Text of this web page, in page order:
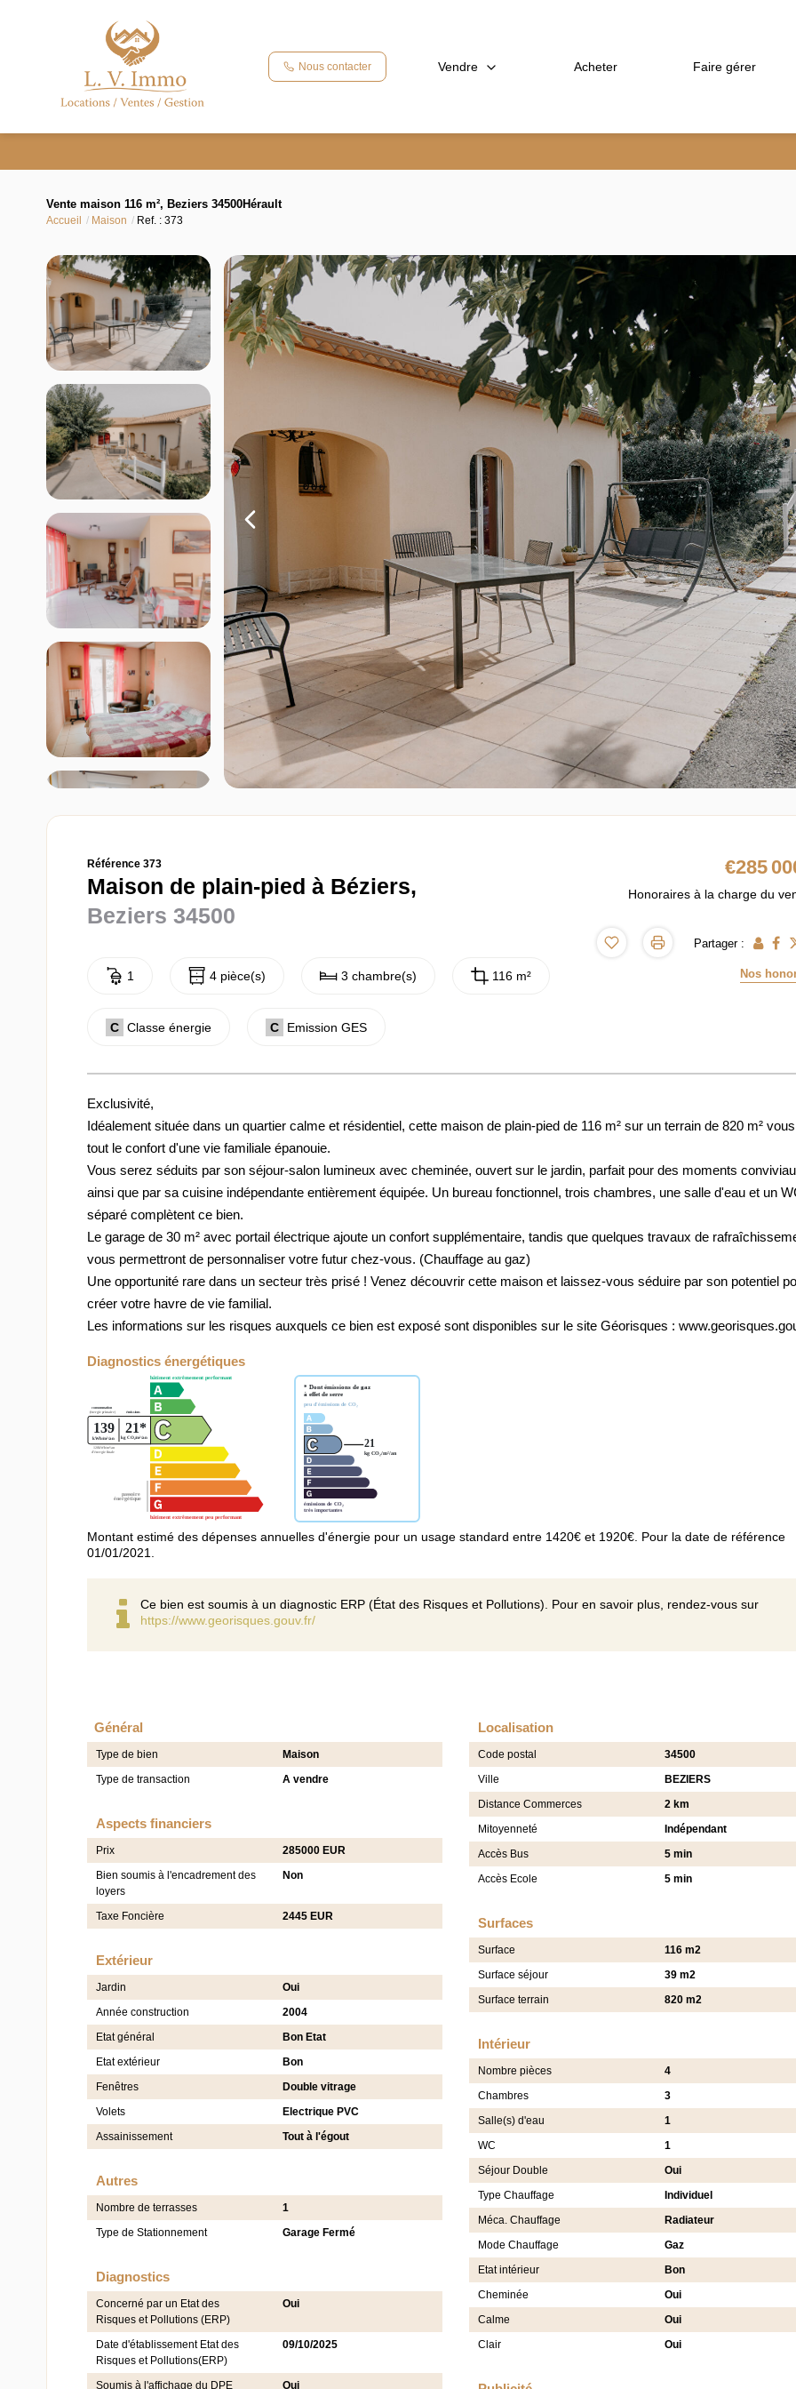
Nous contacter Vendre Acheter Faire gérer
Vente maison 116 m², Beziers 34500Hérault
Accueil Maison Ref. : 373
Référence 373
Maison de plain-pied à Béziers,
Beziers 34500
1 4 pièce(s) 3 chambre(s) 116 m²
C Classe énergie C Emission GES
€285
Honoraires à la charge du
Partager :
Nos
Exclusivité,
Idéalement située dans un quartier calme et résidentiel, cette maison de plain-pied de 116 m² sur un terrain de 820 m²
tout le confort d'une vie familiale épanouie.
Vous serez séduits par son séjour-salon lumineux avec cheminée, ouvert sur le jardin, parfait pour des moments
ainsi que par sa cuisine indépendante entièrement équipée. Un bureau fonctionnel, trois chambres, une salle d'eau et un
séparé complètent ce bien.
Le garage de 30 m² avec portail électrique ajoute un confort supplémentaire, tandis que quelques travaux de
vous permettront de personnaliser votre futur chez-vous. (Chauffage au gaz)
Une opportunité rare dans un secteur très prisé ! Venez découvrir cette maison et laissez-vous séduire par son potentiel
créer votre havre de vie familial.
Les informations sur les risques auxquels ce bien est exposé sont disponibles sur le site Géorisques :
Diagnostics énergétiques
Montant estimé des dépenses annuelles d'énergie pour un usage standard entre 1420€ et 1920€. Pour la date de référence
01/01/2021.
Ce bien est soumis à un diagnostic ERP (État des Risques et Pollutions). Pour en savoir plus, rendez-vous sur
https://www.georisques.gouv.fr/
Général
Type de bien
Maison
Type de transaction
A vendre
Localisation
Code postal
34500
Ville
BEZIERS
Distance Commerces
2 km
Mitoyenneté
Indépendant
Accès Bus
5 min
Accès Ecole
5 min
Aspects financiers
Prix
285000 EUR
Bien soumis à l'encadrement des
loyers
Non
Taxe Foncière 2445 EUR Surfaces
Surface
116 m2
Surface séjour
39 m2
Surface terrain
820 m2
Extérieur
Jardin
Oui
Année construction
2004
Etat général
Bon Etat
Etat extérieur
Bon
Fenêtres
Double vitrage
Volets
Electrique PVC
Assainissement
Tout à l'égout
Intérieur
Nombre pièces
4
Chambres
3
Salle(s) d'eau
1
WC
1
Séjour Double
Oui
Type Chauffage
Individuel
Méca. Chauffage
Radiateur
Mode Chauffage
Gaz
Etat intérieur
Bon
Cheminée
Oui
Calme
Oui
Clair
Oui
Autres
Nombre de terrasses
1
Type de Stationnement
Garage Fermé
Diagnostics
Concerné par un Etat des
Risques et Pollutions (ERP)
Oui
Date d'établissement Etat des
Risques et Pollutions(ERP)
09/10/2025
Soumis à l'affichage du DPE
Oui